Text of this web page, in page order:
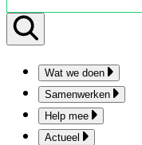
Wat we doen
Samenwerken
Help mee
Actueel